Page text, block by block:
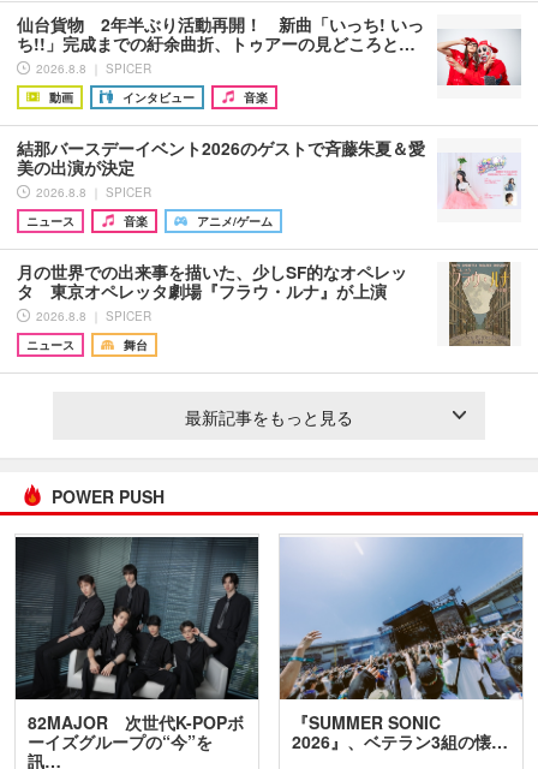
仙台貨物 2年半ぶり活動再開！ 新曲「いっち! いっ
ち!!」完成までの紆余曲折、トゥアーの見どころと…
2026.8.8 ｜ SPICER
動画
インタビュー 音楽
結那バースデーイベント2026のゲストで斉藤朱夏＆愛
美の出演が決定
2026.8.8 ｜ SPICER
ニュース
音楽 アニメ/ゲーム
月の世界での出来事を描いた、少しSF的なオペレッ
タ 東京オペレッタ劇場『フラウ・ルナ』が上演
2026.8.8 ｜ SPICER
ニュース
舞台
最新記事をもっと見る
POWER PUSH
82MAJOR 次世代K-POPボ
ーイズグループの“今”を
訊…
『SUMMER SONIC
2026』、ベテラン3組の懐…